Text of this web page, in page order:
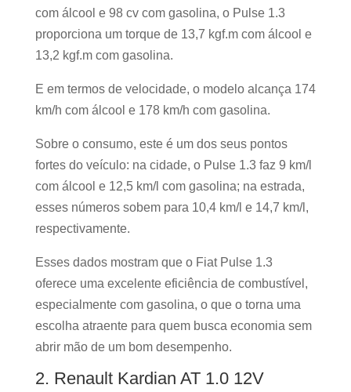
com álcool e 98 cv com gasolina, o Pulse 1.3
proporciona um torque de 13,7 kgf.m com álcool e
13,2 kgf.m com gasolina.
E em termos de velocidade, o modelo alcança 174
km/h com álcool e 178 km/h com gasolina.
Sobre o consumo, este é um dos seus pontos
fortes do veículo: na cidade, o Pulse 1.3 faz 9 km/l
com álcool e 12,5 km/l com gasolina; na estrada,
esses números sobem para 10,4 km/l e 14,7 km/l,
respectivamente.
Esses dados mostram que o Fiat Pulse 1.3
oferece uma excelente eficiência de combustível,
especialmente com gasolina, o que o torna uma
escolha atraente para quem busca economia sem
abrir mão de um bom desempenho.
2. Renault Kardian AT 1.0 12V